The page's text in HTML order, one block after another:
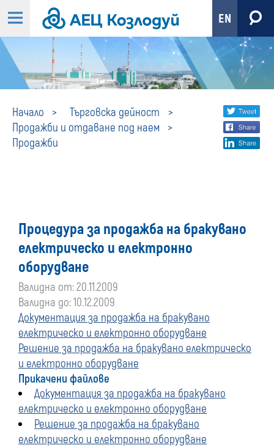
EN
Начало
Търговска дейност
Продажби и отдаване под наем
Продажби
ПродажбиShare
social
Процедура за продажба на бракувано
електрическо и електронно
оборудване
Валидна от: 20.11.2009
Валидна до: 10.12.2009
Документация за продажба на бракувано
електрическо и електронно оборудване
Решение за продажба на бракувано електрическо
и електронно оборудване
Прикачени файлове
Документация за продажба на бракувано
електрическо и електронно оборудване
Решение за продажба на бракувано
електрическо и електронно оборудване